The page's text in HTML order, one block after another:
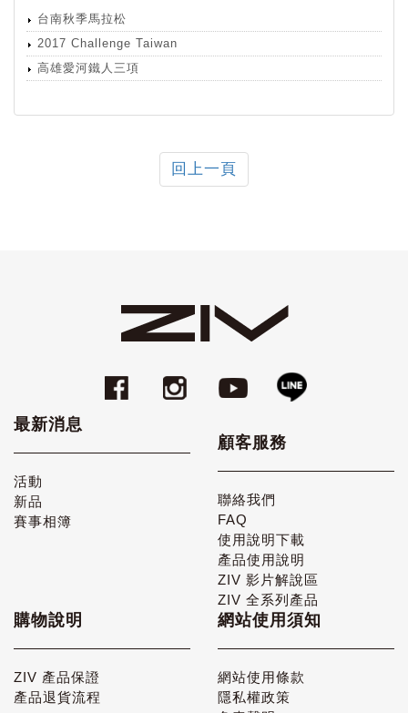
台南秋季馬拉松
2017 Challenge Taiwan
高雄愛河鐵人三項
回上一頁
最新消息
活動
新品
賽事相簿
顧客服務
聯絡我們
FAQ
使用說明下載
產品使用說明
ZIV 影片解說區
ZIV 全系列產品
購物說明
ZIV 產品保證
產品退貨流程
網站使用須知
網站使用條款
隱私權政策